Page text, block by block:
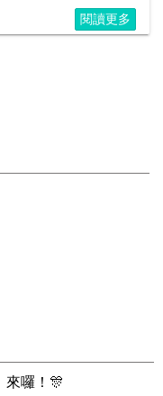
閱讀更多
來囉！🎊